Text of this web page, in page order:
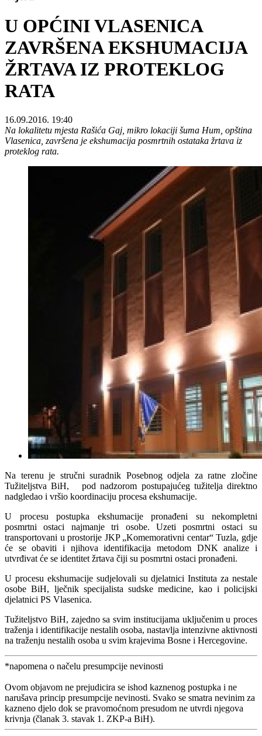
U OPĆINI VLASENICA
ZAVRŠENA EKSHUMACIJA
ŽRTAVA IZ PROTEKLOG
RATA
16.09.2016. 19:40
Na lokalitetu mjesta Rašića Gaj, mikro lokaciji šuma Hum, opština
Vlasenica, završena je ekshumacija posmrtnih ostataka žrtava iz
proteklog rata.
Na terenu je stručni suradnik Posebnog odjela za ratne zločine
Tužiteljstva BiH, pod nadzorom postupajućeg tužitelja direktno
nadgledao i vršio koordinaciju procesa ekshumacije.
U procesu postupka ekshumacije pronađeni su nekompletni
posmrtni ostaci najmanje tri osobe. Uzeti posmrtni ostaci su
transportovani u prostorije JKP „Komemorativni centar“ Tuzla, gdje
će se obaviti i njihova identifikacija metodom DNK analize i
utvrđivat će se identitet žrtava čiji su posmrtni ostaci pronađeni.
U procesu ekshumacije sudjelovali su djelatnici Instituta za nestale
osobe BiH, lječnik specijalista sudske medicine, kao i policijski
djelatnici PS Vlasenica.
Tužiteljstvo BiH, zajedno sa svim institucijama uključenim u proces
traženja i identifikacije nestalih osoba, nastavlja intenzivne aktivnosti
na traženju nestalih osoba u svim krajevima Bosne i Hercegovine.
*napomena o načelu presumpcije nevinosti
Ovom objavom ne prejudicira se ishod kaznenog postupka i ne
narušava princip presumpcije nevinosti. Svako se smatra nevinim za
kazneno djelo dok se pravomoćnom presudom ne utvrdi njegova
krivnja (članak 3. stavak 1. ZKP-a BiH).